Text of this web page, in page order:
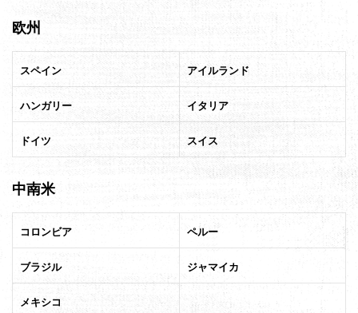
欧州
スペイン アイルランド
ハンガリー イタリア
ドイツ スイス
中南米
コロンビア ペルー
ブラジル ジャマイカ
メキシコ